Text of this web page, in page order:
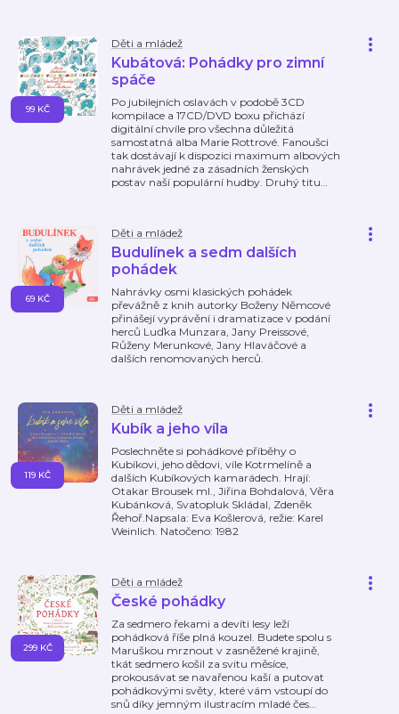
Děti a mládež
Kubátová: Pohádky pro zimní
spáče
Po jubilejních oslavách v podobě 3CD
kompilace a 17CD/DVD boxu přichází
digitální chvíle pro všechna důležitá
samostatná alba Marie Rottrové. Fanoušci
tak dostávají k dispozici maximum albových
nahrávek jedné za zásadních ženských
postav naší populární hudby. Druhý titu…
99 KČ
Děti a mládež
Budulínek a sedm dalších
pohádek
Nahrávky osmi klasických pohádek
převážně z knih autorky Boženy Němcové
přinášejí vyprávění i dramatizace v podání
herců Luďka Munzara, Jany Preissové,
Růženy Merunkové, Jany Hlaváčové a
dalších renomovaných herců.
69 KČ
Děti a mládež
Kubík a jeho víla
Poslechněte si pohádkové příběhy o
Kubíkovi, jeho dědovi, víle Kotrmelíně a
dalších Kubíkových kamarádech. Hrají:
Otakar Brousek ml., Jiřina Bohdalová, Věra
Kubánková, Svatopluk Skládal, Zdeněk
Řehoř.Napsala: Eva Košlerová, režie: Karel
Weinlich. Natočeno: 1982
119 KČ
Děti a mládež
České pohádky
Za sedmero řekami a devíti lesy leží
pohádková říše plná kouzel. Budete spolu s
Maruškou mrznout v zasněžené krajině,
tkát sedmero košil za svitu měsíce,
prokousávat se navařenou kaší a putovat
pohádkovými světy, které vám vstoupí do
snů díky jemným ilustracím mladé čes…
299 KČ